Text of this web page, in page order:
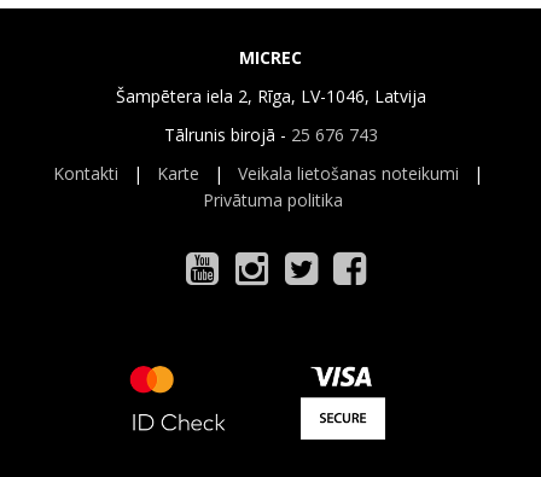
MICREC
Šampētera iela 2, Rīga, LV-1046, Latvija
Tālrunis birojā - 25 676 743
Kontakti | Karte | Veikala lietošanas noteikumi |
Privātuma politika